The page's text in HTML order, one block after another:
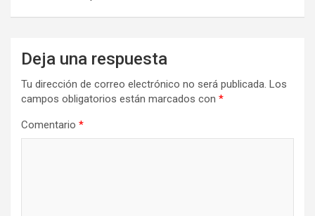
Deja una respuesta
Tu dirección de correo electrónico no será publicada. Los
campos obligatorios están marcados con *
Comentario *